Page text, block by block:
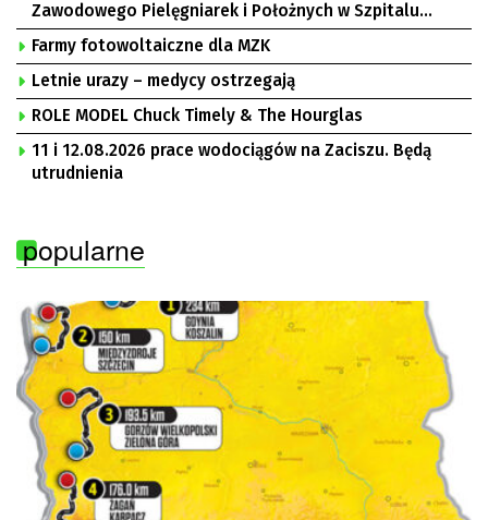
Zawodowego Pielęgniarek i Położnych w Szpitalu
Uniwersyteckim w Zielonej Górze, Bogusław
Motowidełko, przewodniczący Zarządu Regionu NSZZ
„Solidarność” Zielona Góra
Farmy fotowoltaiczne dla MZK
Letnie urazy – medycy ostrzegają
ROLE MODEL Chuck Timely & The Hourglas
11 i 12.08.2026 prace wodociągów na Zaciszu. Będą
utrudnienia
popularne